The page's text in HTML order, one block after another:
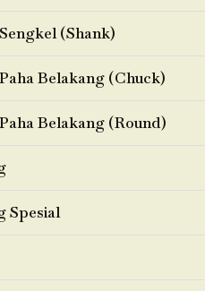
(Shank)
Belakang (Chuck)
Belakang (Round)
Spesial